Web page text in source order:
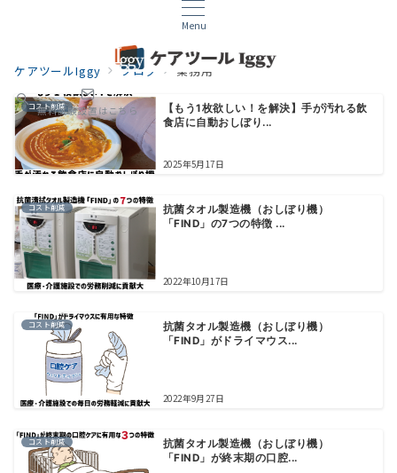
Menu
無料試験設置はこちら
ケアツールIggy ブログ 業務用
コスト削減
【もう1枚欲しい！を解決】手が汚れる飲
食店に自動おしぼり...
2025年5月17日
コスト削減
抗菌タオル製造機（おしぼり機）
「FIND」の7つの特徴 ...
2022年10月17日
コスト削減
抗菌タオル製造機（おしぼり機）
「FIND」がドライマウス...
2022年9月27日
コスト削減
抗菌タオル製造機（おしぼり機）
「FIND」が終末期の口腔...